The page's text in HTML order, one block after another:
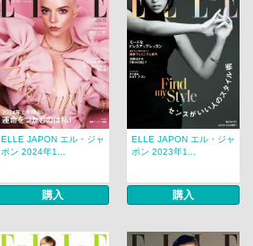
ELLE JAPON エル・ジャ
ポン 2024年1...
購入
ELLE JAPON エル・ジャ
ポン 2023年1...
購入